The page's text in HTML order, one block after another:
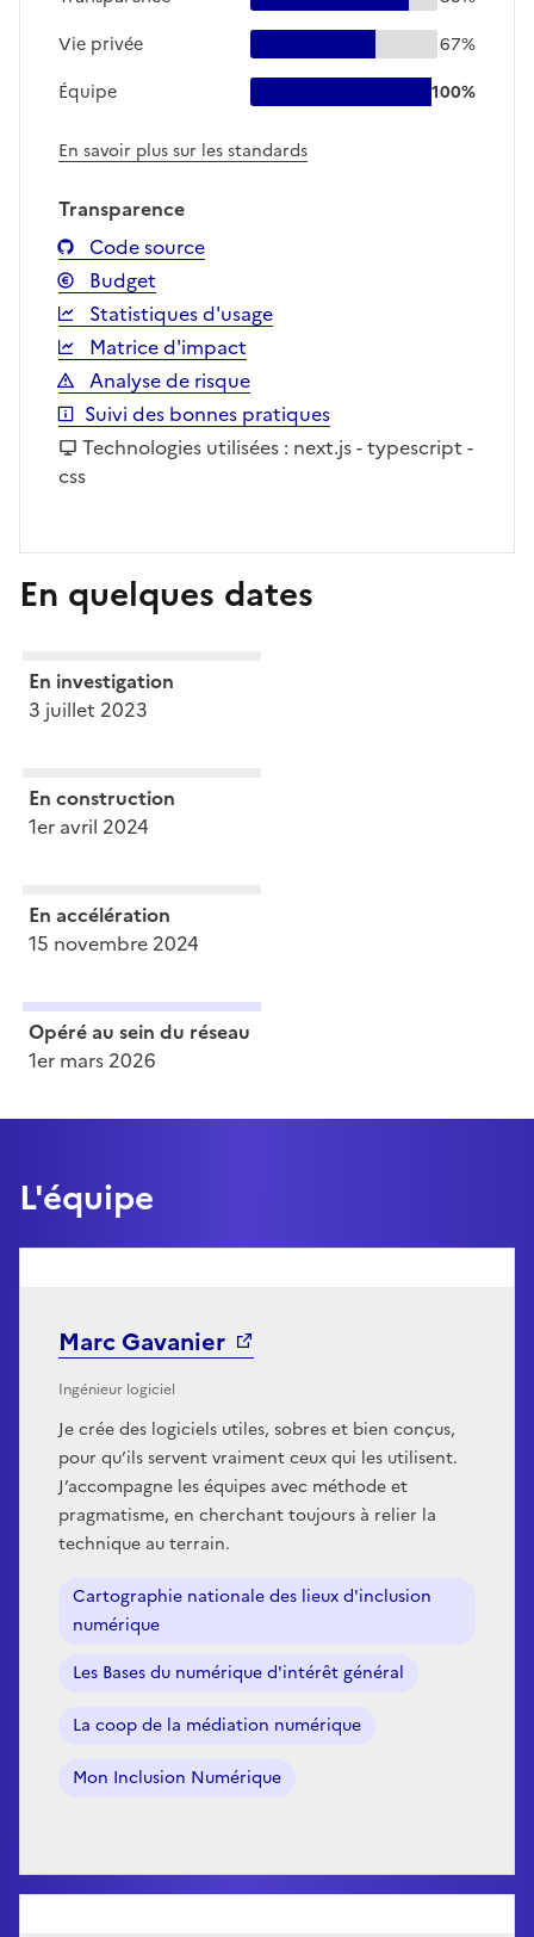
Vie privée
67%
Équipe
100%
En savoir plus sur les standards
Transparence
Code source
Budget
Statistiques d'usage
Matrice d'impact
Analyse de risque
Suivi des bonnes pratiques
Technologies utilisées : next.js - typescript -
css
En quelques dates
En investigation
3 juillet 2023
En construction
1er avril 2024
En accélération
15 novembre 2024
Opéré au sein du réseau
1er mars 2026
L'équipe
Marc Gavanier
Ingénieur logiciel
Je crée des logiciels utiles, sobres et bien conçus,
pour qu’ils servent vraiment ceux qui les utilisent.
J’accompagne les équipes avec méthode et
pragmatisme, en cherchant toujours à relier la
technique au terrain.
Cartographie nationale des lieux d'inclusion
numérique
Les Bases du numérique d'intérêt général
La coop de la médiation numérique
Mon Inclusion Numérique